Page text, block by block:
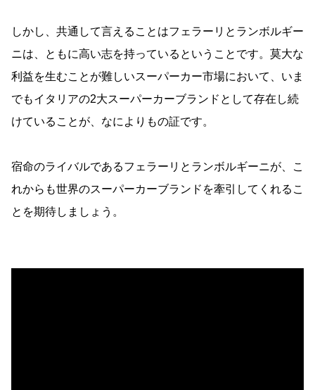
しかし、共通して言えることはフェラーリとランボルギー
ニは、ともに高い志を持っているということです。莫大な
利益を生むことが難しいスーパーカー市場において、いま
でもイタリアの2大スーパーカーブランドとして存在し続
けていることが、なによりもの証です。
宿命のライバルであるフェラーリとランボルギーニが、こ
れからも世界のスーパーカーブランドを牽引してくれるこ
とを期待しましょう。